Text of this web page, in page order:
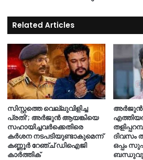
Related Articles
സിസ്റ്റത്തെ വെല്ലുവിളിച്ച
പ്രതി’; അർജുൻ ആയങ്കിയെ
സഹായിച്ചവർക്കെതിരെ
കർശന നടപടിയുണ്ടാകുമെന്ന്
കണ്ണൂർ റേഞ്ച് ഡിഐജി
കാർത്തിക്
അർജുൻ
ദിവസം
ഒപ്പം